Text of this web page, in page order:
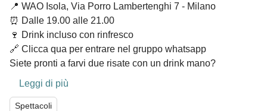
📍 WAO Isola, Via Porro Lambertenghi 7 - Milano
⏰ Dalle 19.00 alle 21.00
🍷 Drink incluso con rinfresco
🔗 Clicca qua per entrare nel gruppo whatsapp
Siete pronti a farvi due risate con un drink mano?
Leggi di più
Spettacoli